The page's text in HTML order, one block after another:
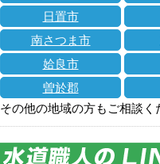
日置市
南さつま市
姶良市
曽於郡
その他の地域の方もご相談く